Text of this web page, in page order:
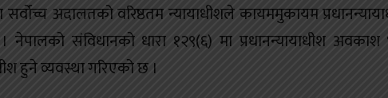
सर्वोच्च अदालतको वरिष्ठतम न्यायाधीशले कायममुकायम
संविधानको धारा १२९(६) मा प्रधानन्यायाधीश अवकाश
हुने व्यवस्था गरिएको छ ।